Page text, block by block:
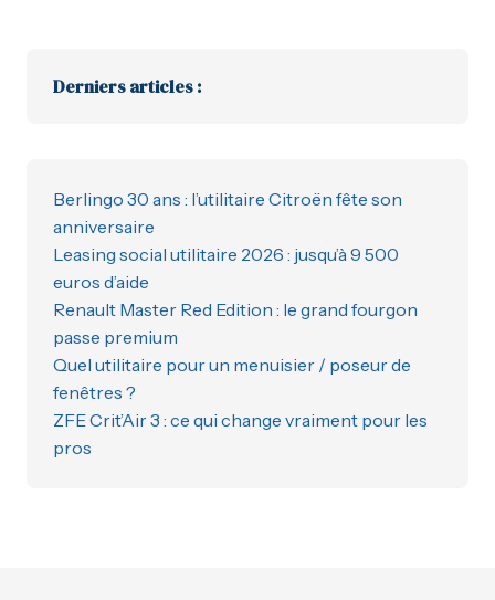
Derniers articles :
Berlingo 30 ans : l’utilitaire Citroën fête son
anniversaire
Leasing social utilitaire 2026 : jusqu’à 9 500
euros d’aide
Renault Master Red Edition : le grand fourgon
passe premium
Quel utilitaire pour un menuisier / poseur de
fenêtres ?
ZFE Crit’Air 3 : ce qui change vraiment pour les
pros